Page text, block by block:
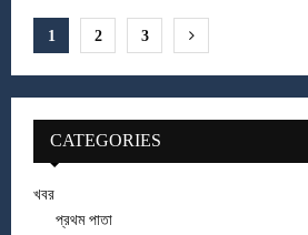
Posts
pagination
1 2 3
CATEGORIES
খবর
প্রথম পাতা